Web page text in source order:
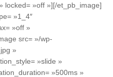
locked= »off »][/et_pb_image]
»1_4″
»off »
src= »/wp-
»
»slide »
»500ms »